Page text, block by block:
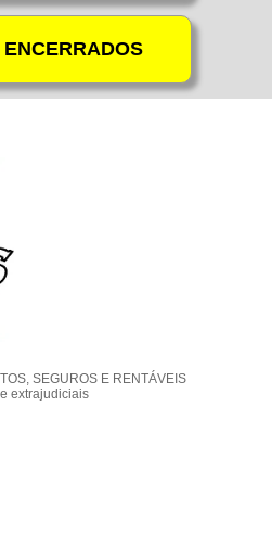
SEGUROS E RENTÁVEIS
extrajudiciais